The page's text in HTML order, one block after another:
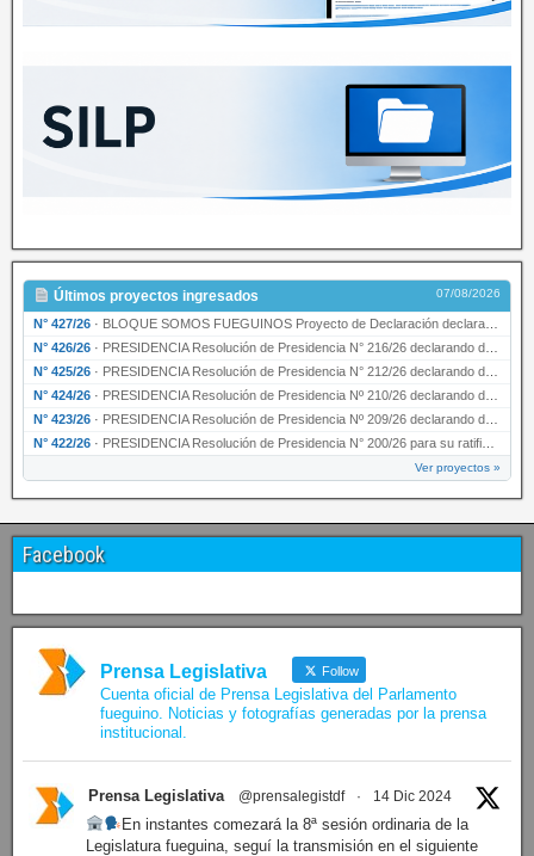
Últimos proyectos ingresados 07/08/2026
N° 427/26 · BLOQUE SOMOS FUEGUINOS Proyecto de Declaración declarando de interés provincial PRESIDENCI…
N° 426/26 · PRESIDENCIA Resolución de Presidencia N° 216/26 declarando de interés provincial la labor …
N° 425/26 · PRESIDENCIA Resolución de Presidencia N° 212/26 declarando de interés provincial el “50° A…
N° 424/26 · PRESIDENCIA Resolución de Presidencia Nº 210/26 declarando de interés provincial el proyec…
N° 423/26 · PRESIDENCIA Resolución de Presidencia Nº 209/26 declarando de interés provincial la presen…
N° 422/26 · PRESIDENCIA Resolución de Presidencia N° 200/26 para su ratificación.
Ver proyectos »
Facebook
Prensa Legislativa Follow
Cuenta oficial de Prensa Legislativa del Parlamento
fueguino. Noticias y fotografías generadas por la prensa
institucional.
Prensa Legislativa @prensalegistdf · 14 Dic 2024
En instantes comezará la 8ª sesión ordinaria de la
Legislatura fueguina, seguí la transmisión en el siguiente